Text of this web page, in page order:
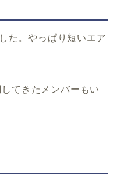
た。やっぱり短いエア
てきたメンバーもい